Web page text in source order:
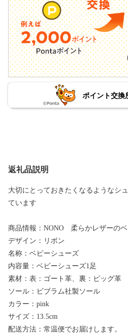
ポイント交換
返礼品説明
大切にとっておきたくなるようなシ
ています
商品情報：NONO 柔らかレザーの
デザイン：リボン
名称：ベビーシューズ
内容量：ベビーシューズ1足
素材：表：ゴート革、裏：ピッグ革
ソール：ビブラム社製ソール
カラー：pink
サイズ：13.5cm
配送方法：常温便でお届けします。